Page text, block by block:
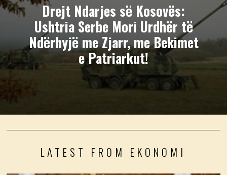
Drejt Ndarjes së Kosovës:
Ushtria Serbe Mori Urdhër të
Ndërhyjë me Zjarr, me Bekimet
e Patriarkut!
LATEST FROM EKONOMI